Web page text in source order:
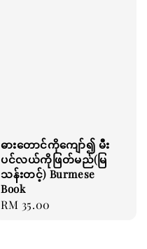
ဓားတောင်ကိုကျော်၍ မီး
ပင်လယ်ကိုဖြတ်မည်(မြ
သန်းတင့်) Burmese
Book
Regular
RM 35.00